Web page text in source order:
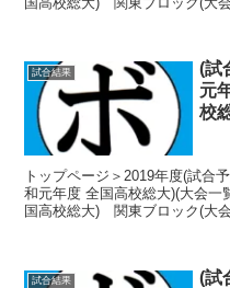
試合結果
(試
元
校
トップページ＞2019年度(試合
和元年度 全国高校総大)(大会一
国高校総大) 関東ブロック(大
試合結果
(試